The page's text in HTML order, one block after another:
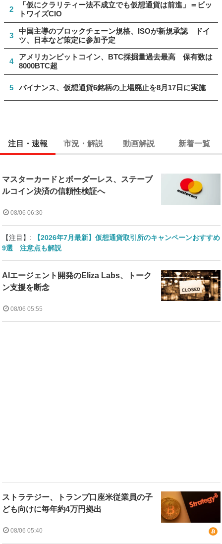
2
「仮にクラリティー法不成立でも仮想通貨は前進」＝ビッ
トワイズCIO
3
中国主導のブロックチェーン規格、ISOが新規承認 ドイ
ツ、日本など策定に参加予定
4
アメリカンビットコイン、BTC採掘量過去最高 保有数は
8000BTC超
5 バイナンス、仮想通貨6銘柄の上場廃止を8月17日に実施
注目・速報 市況・解説 動画解説 新着一覧
マスターカードとボーダーレス、ステーブ
ルコイン決済の信頼性検証へ
08/06 06:30
【注目】:
【2026年7月最新】仮想通貨取引所のキャンペーンおすすめ
9選 注意点も解説
AIエージェント開発のEliza Labs、トーク
ン支援を断念
08/06 05:55
ストラテジー、トランプ口座米従業員の子
ども向けに毎年約4万円拠出
08/06 05:40